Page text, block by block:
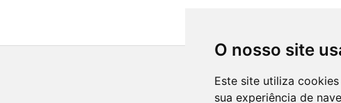
O nosso site
Este site utiliza
sua experiência de